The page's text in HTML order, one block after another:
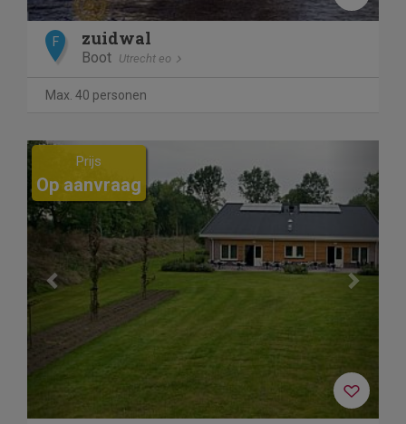
F zuidwal
Boot Utrecht eo
Max. 40 personen
Previous
Prijs
Op aanvraag